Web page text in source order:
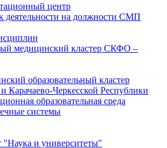
центр
деятельности на должности СМП
медицинский кластер СКФО –
образовательный кластер
Карачаево-Черкесской Республики
образовательная среда
системы
и университеты"